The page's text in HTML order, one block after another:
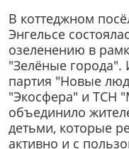
В коттеджном
Энгельсе
озеленению в
"Зелёные города".
партия "Новые
"Экосфера" и ТСН
объединило
детьми, которые
активно и с